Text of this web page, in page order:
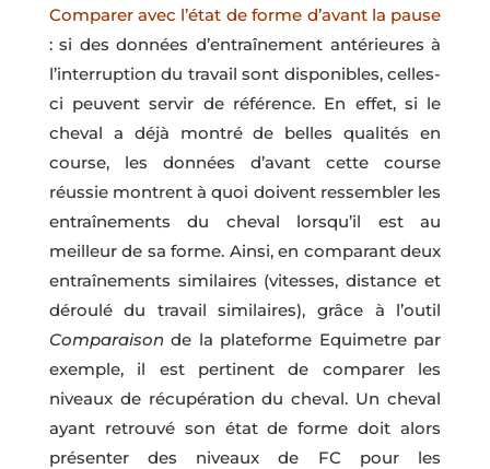
Comparer avec l’état de forme d’avant la pause
: si des données d’entraînement antérieures à
l’interruption du travail sont disponibles, celles-
ci peuvent servir de référence. En effet, si le
cheval a déjà montré de belles qualités en
course, les données d’avant cette course
réussie montrent à quoi doivent ressembler les
entraînements du cheval lorsqu’il est au
meilleur de sa forme. Ainsi, en comparant deux
entraînements similaires (vitesses, distance et
déroulé du travail similaires), grâce à l’outil
Comparaison de la plateforme Equimetre par
exemple, il est pertinent de comparer les
niveaux de récupération du cheval. Un cheval
ayant retrouvé son état de forme doit alors
présenter des niveaux de FC pour les